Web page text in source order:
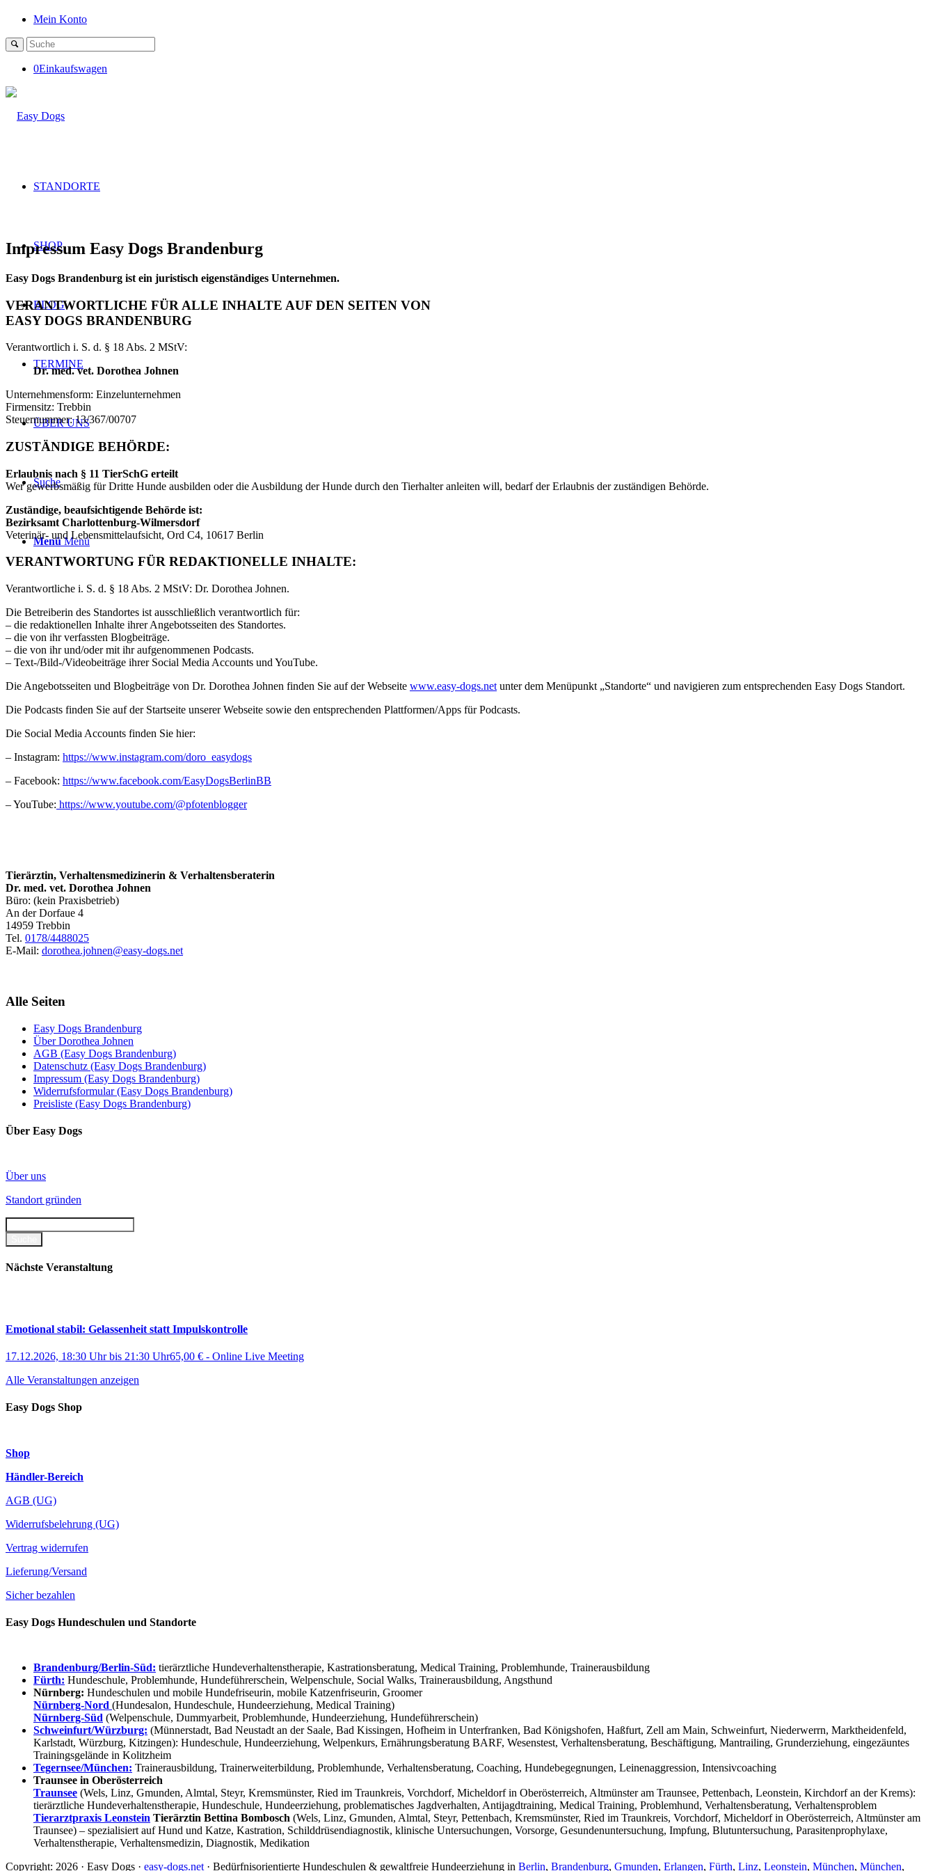
Mein Konto
0Einkaufswagen
STANDORTE
SHOP
BLOG
TERMINE
ÜBER UNS
Suche
Menü Menü
Impressum Easy Dogs Brandenburg
Easy Dogs Brandenburg ist ein juristisch eigenständiges Unternehmen.
VERANTWORTLICHE FÜR ALLE INHALTE AUF DEN SEITEN VON
EASY DOGS BRANDENBURG
Verantwortlich i. S. d. § 18 Abs. 2 MStV:
Dr. med. vet. Dorothea Johnen
Unternehmensform: Einzelunternehmen
Firmensitz: Trebbin
Steuernummer:13/367/00707
ZUSTÄNDIGE BEHÖRDE:
Erlaubnis nach § 11 TierSchG erteilt
Wer gewerbsmäßig für Dritte Hunde ausbilden oder die Ausbildung der Hunde durch den Tierhalter anleiten will, bedarf der Erlaubnis der zuständigen Behörde.
Zuständige, beaufsichtigende Behörde ist:
Bezirksamt Charlottenburg-Wilmersdorf
Veterinär- und Lebensmittelaufsicht, Ord C4, 10617 Berlin
VERANTWORTUNG FÜR REDAKTIONELLE INHALTE:
Verantwortliche i. S. d. § 18 Abs. 2 MStV: Dr. Dorothea Johnen.
Die Betreiberin des Standortes ist ausschließlich verantwortlich für:
– die redaktionellen Inhalte ihrer Angebotsseiten des Standortes.
– die von ihr verfassten Blogbeiträge.
– die von ihr und/oder mit ihr aufgenommenen Podcasts.
– Text-/Bild-/Videobeiträge ihrer Social Media Accounts und YouTube.
Die Angebotsseiten und Blogbeiträge von Dr. Dorothea Johnen finden Sie auf der Webseite www.easy-dogs.net unter dem Menüpunkt „Standorte“ und navigieren zum entsprechenden Easy Dogs Standort.
Die Podcasts finden Sie auf der Startseite unserer Webseite sowie den entsprechenden Plattformen/Apps für Podcasts.
Die Social Media Accounts finden Sie hier:
– Instagram: https://www.instagram.com/doro_easydogs
– Facebook: https://www.facebook.com/EasyDogsBerlinBB
– YouTube: https://www.youtube.com/@pfotenblogger
Tierärztin, Verhaltensmedizinerin & Verhaltensberaterin
Dr. med. vet. Dorothea Johnen
Büro: (kein Praxisbetrieb)
An der Dorfaue 4
14959 Trebbin
Tel. 0178/4488025
E-Mail: dorothea.johnen@easy-dogs.net
Alle Seiten
Easy Dogs Brandenburg
Über Dorothea Johnen
AGB (Easy Dogs Brandenburg)
Datenschutz (Easy Dogs Brandenburg)
Impressum (Easy Dogs Brandenburg)
Widerrufsformular (Easy Dogs Brandenburg)
Preisliste (Easy Dogs Brandenburg)
Über Easy Dogs
Über uns
Standort gründen
Nächste Veranstaltung
Emotional stabil: Gelassenheit statt Impulskontrolle
17.12.2026, 18:30 Uhrbis 21:30 Uhr65,00 € - Online Live Meeting
Alle Veranstaltungen anzeigen
Easy Dogs Shop
Shop
Händler-Bereich
AGB (UG)
Widerrufsbelehrung (UG)
Vertrag widerrufen
Lieferung/Versand
Sicher bezahlen
Easy Dogs Hundeschulen und Standorte
Brandenburg/Berlin-Süd: tierärztliche Hundeverhaltenstherapie, Kastrationsberatung, Medical Training, Problemhunde, Trainerausbildung
Fürth: Hundeschule, Problemhunde, Hundeführerschein, Welpenschule, Social Walks, Trainerausbildung, Angsthund
Nürnberg: Hundeschulen und mobile Hundefriseurin, mobile Katzenfriseurin, Groomer
Nürnberg-Nord (Hundesalon, Hundeschule, Hundeerziehung, Medical Training)
Nürnberg-Süd (Welpenschule, Dummyarbeit, Problemhunde, Hundeerziehung, Hundeführerschein)
Schweinfurt/Würzburg: (Münnerstadt, Bad Neustadt an der Saale, Bad Kissingen, Hofheim in Unterfranken, Bad Königshofen, Haßfurt, Zell am Main, Schweinfurt, Niederwerrn, Marktheidenfeld,
Karlstadt, Würzburg, Kitzingen): Hundeschule, Hundeerziehung, Welpenkurs, Ernährungsberatung BARF, Wesenstest, Verhaltensberatung, Beschäftigung, Mantrailing, Grunderziehung, eingezäuntes
Trainingsgelände in Kolitzheim
Tegernsee/München: Trainerausbildung, Trainerweiterbildung, Problemhunde, Verhaltensberatung, Coaching, Hundebegegnungen, Leinenaggression, Intensivcoaching
Traunsee in Oberösterreich
Traunsee (Wels, Linz, Gmunden, Almtal, Steyr, Kremsmünster, Ried im Traunkreis, Vorchdorf, Micheldorf in Oberösterreich, Altmünster am Traunsee, Pettenbach, Leonstein, Kirchdorf an der Krems):
tierärztliche Hundeverhaltenstherapie, Hundeschule, Hundeerziehung, problematisches Jagdverhalten, Antijagdtraining, Medical Training, Problemhund, Verhaltensberatung, Verhaltensproblem
Tierarztpraxis Leonstein Tierärztin Bettina Bombosch (Wels, Linz, Gmunden, Almtal, Steyr, Pettenbach, Kremsmünster, Ried im Traunkreis, Vorchdorf, Micheldorf in Oberösterreich, Altmünster am
Traunsee) – spezialisiert auf Hund und Katze, Kastration, Schilddrüsendiagnostik, klinische Untersuchungen, Vorsorge, Gesundenuntersuchung, Impfung, Blutuntersuchung, Parasitenprophylaxe,
Verhaltenstherapie, Verhaltensmedizin, Diagnostik, Medikation
Copyright: 2026 · Easy Dogs · easy-dogs.net · Bedürfnisorientierte Hundeschulen & gewaltfreie Hundeerziehung in Berlin, Brandenburg, Gmunden, Erlangen, Fürth, Linz, Leonstein, München, München,